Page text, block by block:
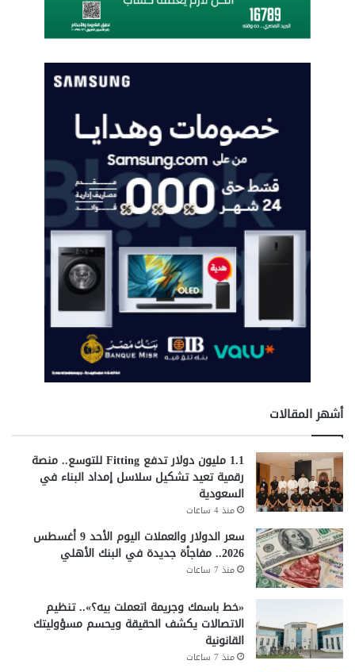
أشهر المقالات
1.1 مليون دولار تدفع Fitting للتوسع.. منصة
رقمية تعيد تشكيل سلاسل إمداد البناء في
السعودية
منذ 4 ساعات
سعر الدولار والعملات اليوم الأحد 9 أغسطس
2026.. مفاجأة جديدة في البنك الأهلي
منذ 7 ساعات
«خط باسمك وجريمة اتعملت بيه؟».. تنظيم
الاتصالات يكشف الحقيقة ويحسم مسؤوليتك
القانونية
منذ 7 ساعات